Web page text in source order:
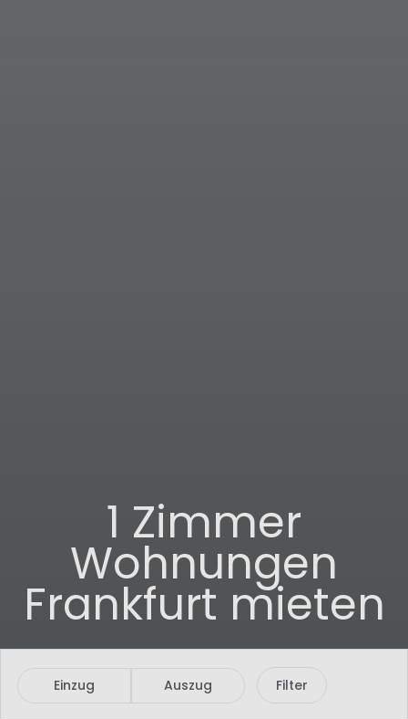
1 Zimmer
Wohnungen
Frankfurt mieten
Einzug Auszug Filter